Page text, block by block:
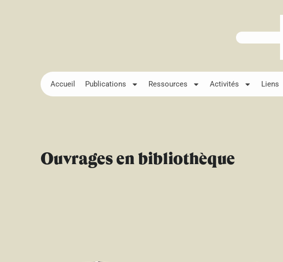
Accueil Publications Ressources Activités Liens
Ouvrages en bibliothèque